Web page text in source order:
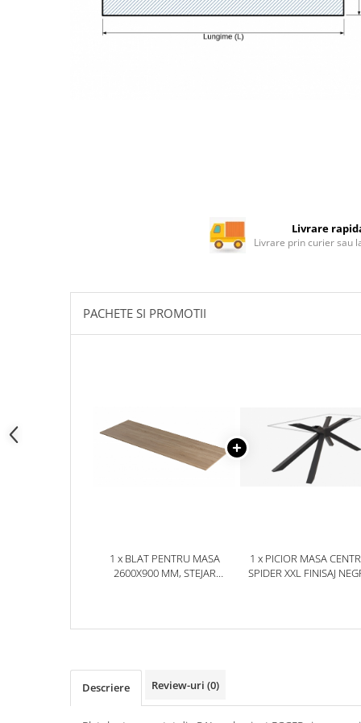
Scurgatoare pentru vase
Livrare
Livrare prin curier sau
PACHETE SI PROMOTII
1 x BLAT PENTRU MASA
2600X900 MM, STEJAR
1 x PICIOR MASA
SPIDER XXL FINISAJ
Descriere Review-uri (0)